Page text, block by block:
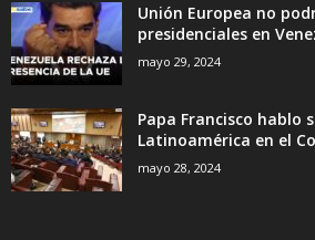
Unión Europea no
presidenciales en
mayo 29, 2024
Papa Francisco hablo
Latinoamérica en el
mayo 28, 2024